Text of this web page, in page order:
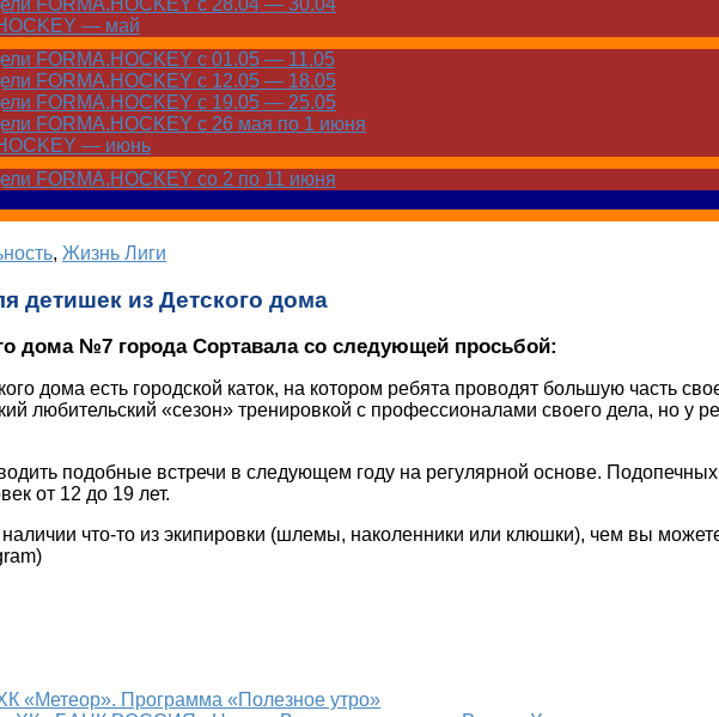
FORMA.HOCKEY с 28.04 — 30.04
— май
FORMA.HOCKEY с 01.05 — 11.05
FORMA.HOCKEY с 12.05 — 18.05
FORMA.HOCKEY с 19.05 — 25.05
FORMA.HOCKEY с 26 мая по 1 июня
— июнь
FORMA.HOCKEY со 2 по 11 июня
, Жизнь Лиги
детишек из Детского дома
дома №7 города Сортавала со следующей просьбой:
дома есть городской каток, на котором ребята проводят большую часть
любительский «сезон» тренировкой с профессионалами своего дела, но у
подобные встречи в следующем году на регулярной основе.
от 12 до 19 лет.
наличии что-то из экипировки (шлемы, наколенники или клюшки), чем вы
«Метеор». Программа «Полезное утро»